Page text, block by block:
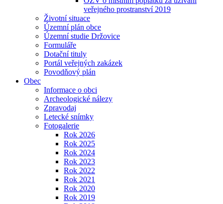
veřejného prostranství 2019
Životní situace
Územní plán obce
Územní studie Držovice
Formuláře
Dotační tituly
Portál veřejných zakázek
Povodňový plán
Obec
Informace o obci
Archeologické nálezy
Zpravodaj
Letecké snímky
Fotogalerie
Rok 2026
Rok 2025
Rok 2024
Rok 2023
Rok 2022
Rok 2021
Rok 2020
Rok 2019